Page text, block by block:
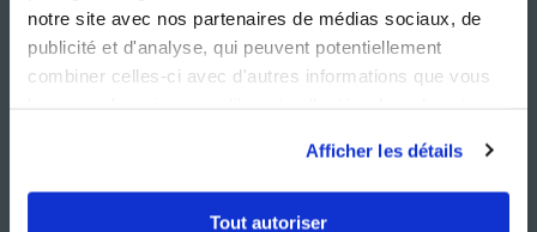
notre site avec nos partenaires de médias sociaux, de
publicité et d'analyse, qui peuvent potentiellement
combiner celles-ci avec d'autres informations que vous
Afficher les détails
Tout autoriser
Le Mag'
Contactez-nous
Mentions légales
Politique de confidentialité